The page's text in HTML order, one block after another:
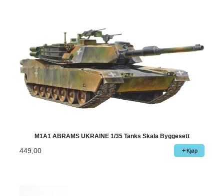
M1A1 ABRAMS UKRAINE 1/35 Tanks Skala Byggesett
449,00 Kjøp